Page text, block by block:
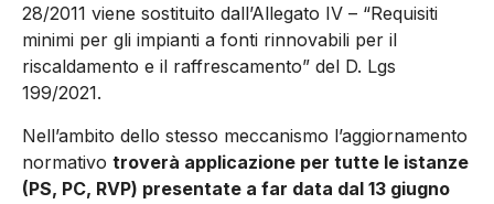
28/2011 viene sostituito dall’Allegato IV – “Requisiti
minimi per gli impianti a fonti rinnovabili per il
riscaldamento e il raffrescamento” del D. Lgs
199/2021.
Nell’ambito dello stesso meccanismo l’aggiornamento
normativo troverà applicazione per tutte le istanze
(PS, PC, RVP) presentate a far data dal 13 giugno